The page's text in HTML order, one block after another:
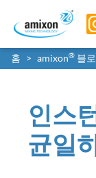
Skip to main
Skip to main
Skip to page
You are here:
홈 amixon® 블
인스
균일